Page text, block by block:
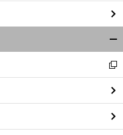
閉
る
新
し
い
ウ
ィ
ン